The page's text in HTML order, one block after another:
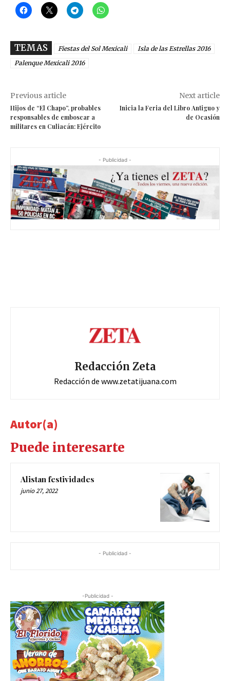
TEMAS Fiestas del Sol Mexicali
Isla de las Estrellas 2016
Palenque Mexicali 2016
Previous article
Hijos de “El Chapo”, probables
responsables de emboscar a
militares en Culiacán: Ejército
Next article
Inicia la Feria del Libro Antiguo y
de Ocasión
- Publicidad -
Redacción Zeta
Redacción de www.zetatijuana.com
Autor(a)
Puede interesarte
Alistan festividades
junio 27, 2022
- Publicidad -
-Publicidad -